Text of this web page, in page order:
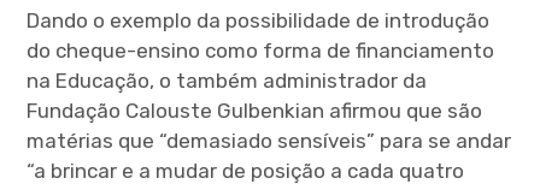
Dando o exemplo da possibilidade de introdução
do cheque-ensino como forma de financiamento
na Educação, o também administrador da
Fundação Calouste Gulbenkian afirmou que são
matérias que “demasiado sensíveis” para se andar
“a brincar e a mudar de posição a cada quatro